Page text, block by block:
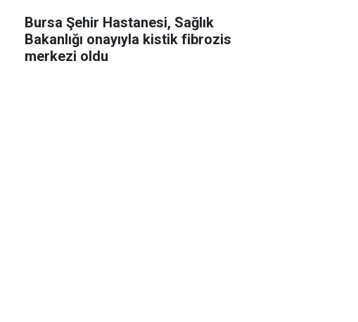
Bursa Şehir Hastanesi, Sağlık
Bakanlığı onayıyla kistik fibrozis
merkezi oldu